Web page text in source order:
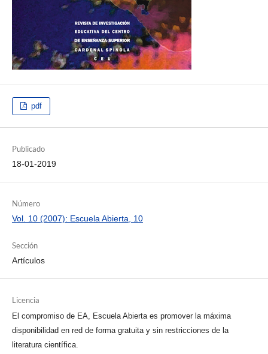
pdf
Publicado
18-01-2019
Número
Vol. 10 (2007): Escuela Abierta, 10
Sección
Artículos
Licencia
El compromiso de EA, Escuela Abierta es promover la máxima
disponibilidad en red de forma gratuita y sin restricciones de la
literatura científica.